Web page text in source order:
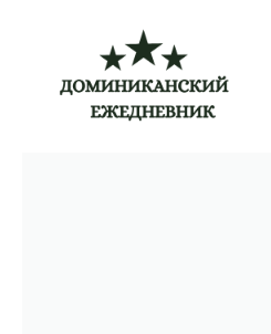
содержимому